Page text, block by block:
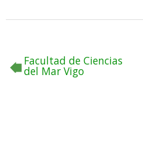
Facultad de Ciencias
del Mar Vigo